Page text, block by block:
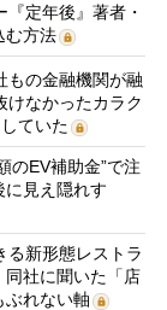
『定年後』著者・
む方法
もの金融機関が融
けなかったカラク
ていた
のEV補助金”で注
見え隠れす
る新形態レストラ
社に聞いた「店
ぶれない軸